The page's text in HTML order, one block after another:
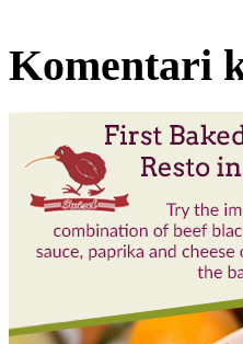
Komentari